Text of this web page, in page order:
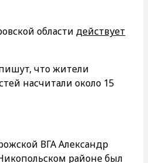
области действует
что жители
насчитали около 15
ВГА Александр
районе был